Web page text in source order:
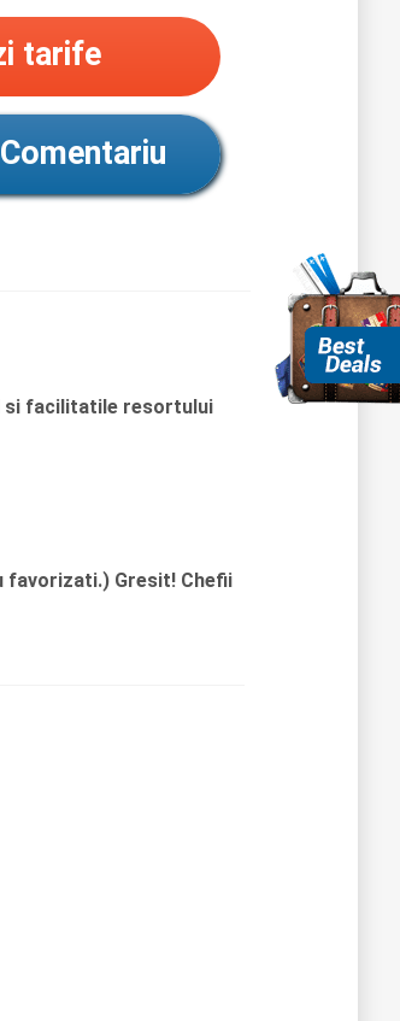
tarife
si facilitatile resortului
favorizati.) Gresit! Chefii